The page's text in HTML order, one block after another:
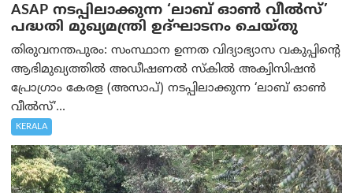
ASAP നടപ്പിലാക്കുന്ന ‘ലാബ് ഓൺ വീൽസ്’
പദ്ധതി മുഖ്യമന്ത്രി ഉദ്ഘാടനം ചെയ്തു
തിരുവനന്തപുരം: സംസ്ഥാന ഉന്നത വിദ്യാഭ്യാസ വകുപ്പിന്റെ
ആഭിമുഖ്യത്തിൽ അഡീഷണൽ സ്കിൽ അക്വിസിഷൻ
പ്രോഗ്രാം കേരള (അസാപ്) നടപ്പിലാക്കുന്ന ‘ലാബ് ഓൺ
വീൽസ്’...
KERALA